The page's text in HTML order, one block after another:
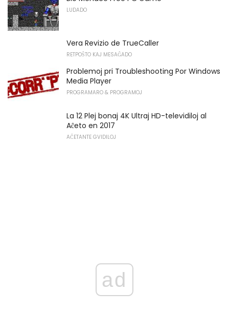
LUDADO
Vera Revizio de TrueCaller
RETPOŜTO KAJ MESAĜADO
Problemoj pri Troubleshooting Por Windows
Media Player
PROGRAMARO & PROGRAMOJ
La 12 Plej bonaj 4K Ultraj HD-televidiloj al
Aĉeto en 2017
AĈETANTE GVIDILOJ
ad